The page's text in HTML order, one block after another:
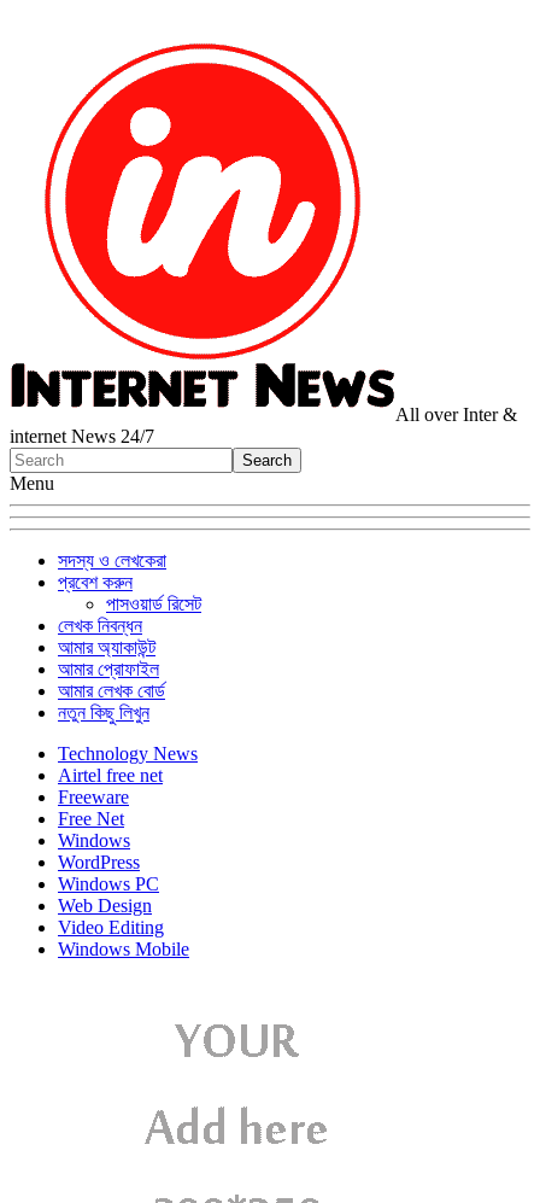
All over Inter &
internet News 24/7
Menu
সদস্য ও লেখকেরা
প্রবেশ করুন
পাসওয়ার্ড রিসেট
লেখক নিবন্ধন
আমার অ্যাকাউন্ট
আমার প্রোফাইল
আমার লেখক বোর্ড
নতুন কিছু লিখুন
Technology News
Airtel free net
Freeware
Free Net
Windows
WordPress
Windows PC
Web Design
Video Editing
Windows Mobile